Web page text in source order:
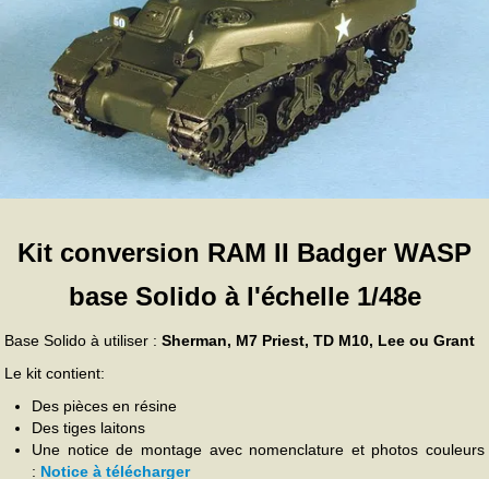
Kit conversion RAM II Badger WASP
base Solido à l'échelle 1/48e
Base Solido à utiliser : Sherman, M7 Priest, TD M10, Lee ou Grant
Le kit contient:
Des pièces en résine
Des tiges laitons
Une notice de montage avec nomenclature et photos couleurs
: Notice à télécharger